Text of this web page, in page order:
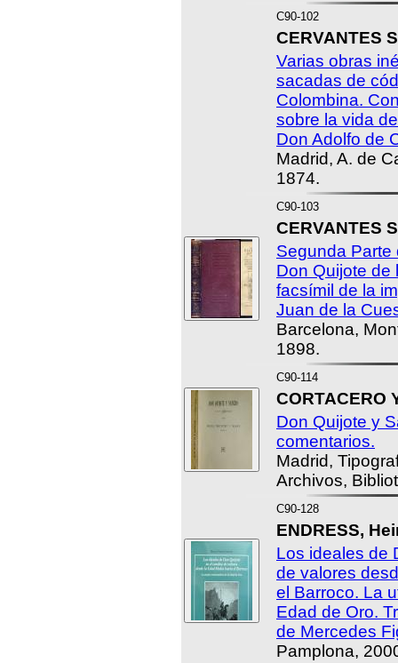
C90-102
CERVANTES
Varias obras
sacadas de
Colombina.
sobre la vida
Don Adolfo de
Madrid, A. de
1874.
C90-103
CERVANTES
Segunda Parte
Don Quijote de
facsímil de la
Juan de la
Barcelona,
1898.
C90-114
CORTACERO
Don Quijote y
comentarios.
Madrid,
Archivos,
C90-128
ENDRESS,
Los ideales de
de valores
el Barroco. La
Edad de Oro.
de Mercedes
Pamplona,